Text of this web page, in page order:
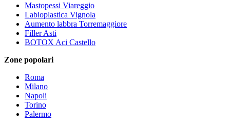
Mastopessi Viareggio
Labioplastica Vignola
Aumento labbra Torremaggiore
Filler Asti
BOTOX Aci Castello
Zone popolari
Roma
Milano
Napoli
Torino
Palermo